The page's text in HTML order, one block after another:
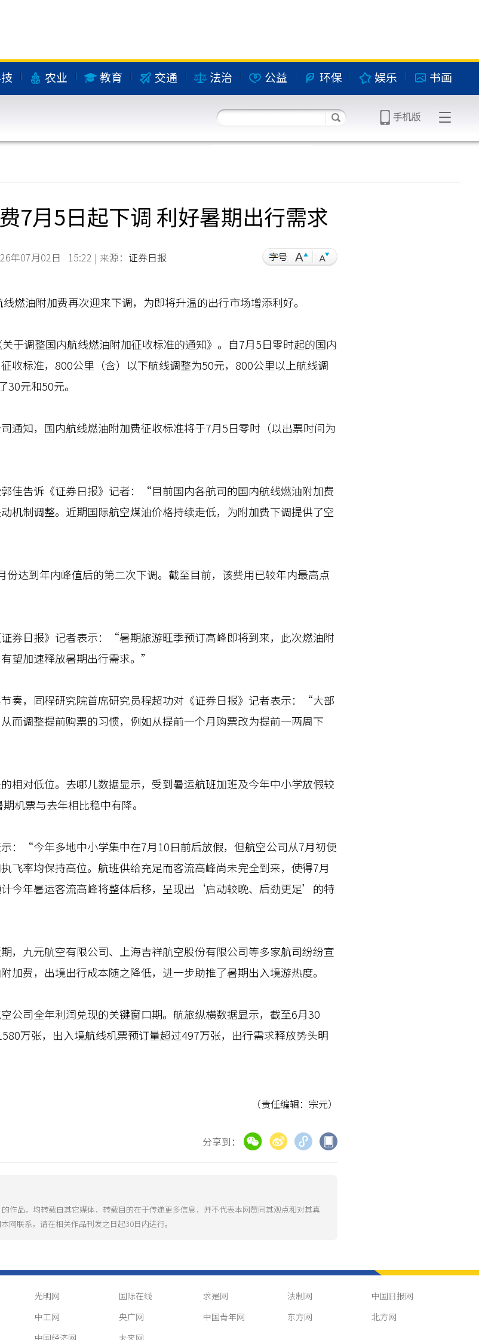
农业 教育 交通 法治 公益 环保 娱乐 书画
7月5日起下调 利好暑期出行需求
年07月02日 15:22 | 来源： 证券日报
油附加费再次迎来下调，为即将升温的出行市场增添利好。
调整国内航线燃油附加征收标准的通知》。自7月5日零时起的国内
收标准，800公里（含）以下航线调整为50元，800公里以上航线调
元和50元。
知，国内航线燃油附加费征收标准将于7月5日零时（以出票时间为
告诉《证券日报》记者：“目前国内各航司的国内航线燃油附加费
机制调整。近期国际航空煤油价格持续走低，为附加费下调提供了空
达到年内峰值后的第二次下调。截至目前，该费用已较年内最高点
日报》记者表示：“暑期旅游旺季预订高峰即将到来，此次燃油附
望加速释放暑期出行需求。”
，同程研究院首席研究员程超功对《证券日报》记者表示：“大部
而调整提前购票的习惯，例如从提前一个月购票改为提前一两周下
对低位。去哪儿数据显示，受到暑运航班加班及今年中小学放假较
机票与去年相比稳中有降。
“今年多地中小学集中在7月10日前后放假，但航空公司从7月初便
飞率均保持高位。航班供给充足而客流高峰尚未完全到来，使得7月
计今年暑运客流高峰将整体后移，呈现出‘启动较晚、后劲更足’的特
九元航空有限公司、上海吉祥航空股份有限公司等多家航司纷纷宣
加费，出境出行成本随之降低，进一步助推了暑期出入境游热度。
司全年利润兑现的关键窗口期。航旅纵横数据显示，截至6月30
万张，出入境航线机票预订量超过497万张，出行需求释放势头明
（责任编辑：宗元）
分享到：
作品，均转载自其它媒体，转载目的在于传递更多信息，并不代表本网赞同其观点和对其真
网联系，请在相关作品刊发之日起30日内进行。
光明网 国际在线 求是网 法制网
中国日报网
中工网 央广网 中国青年网 东方网
北方网
中国经济网 未来网